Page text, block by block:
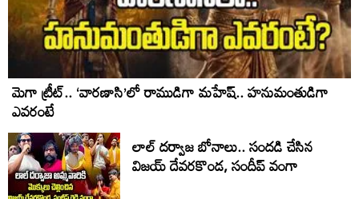
మెగా ట్రీట్.. ‘వారణాసి’లో రాముడిగా మహేష్.. హనుమంతుడిగా
ఎవరంటే
లాల్ ద‌ర్వాజ‌ బోనాలు.. సంద‌డి చేసిన
విజ‌య్ దేవ‌ర‌కొండ‌, సందీప్ వంగా